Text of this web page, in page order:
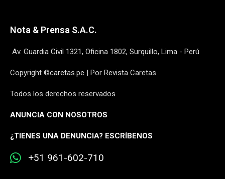
Nota & Prensa S.A.C.
Av. Guardia Civil 1321, Oficina 1802, Surquillo, Lima - Perú
Copyright ©caretas.pe | Por Revista Caretas
Todos los derechos reservados
ANUNCIA CON NOSOTROS
¿TIENES UNA DENUNCIA? ESCRÍBENOS
+51 961-602-710